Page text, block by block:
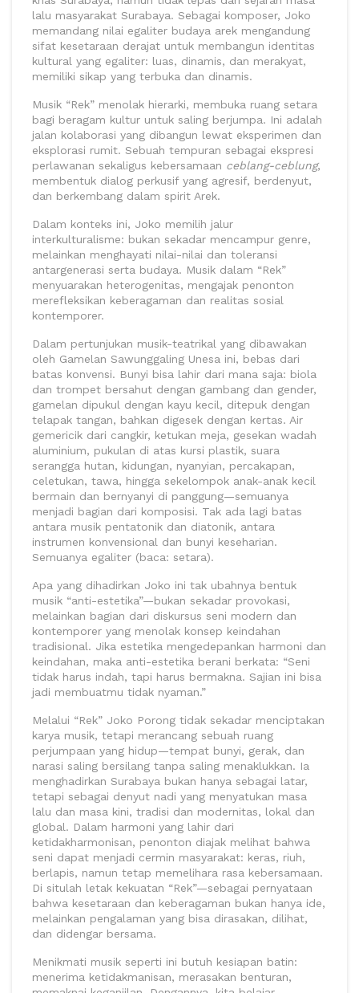
lalu masyarakat Surabaya. Sebagai komposer, Joko
memandang nilai egaliter budaya arek mengandung
sifat kesetaraan derajat untuk membangun identitas
kultural yang egaliter: luas, dinamis, dan merakyat,
memiliki sikap yang terbuka dan dinamis.
Musik “Rek” menolak hierarki, membuka ruang setara
bagi beragam kultur untuk saling berjumpa. Ini adalah
jalan kolaborasi yang dibangun lewat eksperimen dan
eksplorasi rumit. Sebuah tempuran sebagai ekspresi
perlawanan sekaligus kebersamaan ceblang-ceblung,
membentuk dialog perkusif yang agresif, berdenyut,
dan berkembang dalam spirit Arek.
Dalam konteks ini, Joko memilih jalur
interkulturalisme: bukan sekadar mencampur genre,
melainkan menghayati nilai-nilai dan toleransi
antargenerasi serta budaya. Musik dalam “Rek”
menyuarakan heterogenitas, mengajak penonton
merefleksikan keberagaman dan realitas sosial
kontemporer.
Dalam pertunjukan musik-teatrikal yang dibawakan
oleh Gamelan Sawunggaling Unesa ini, bebas dari
batas konvensi. Bunyi bisa lahir dari mana saja: biola
dan trompet bersahut dengan gambang dan gender,
gamelan dipukul dengan kayu kecil, ditepuk dengan
telapak tangan, bahkan digesek dengan kertas. Air
gemericik dari cangkir, ketukan meja, gesekan wadah
aluminium, pukulan di atas kursi plastik, suara
serangga hutan, kidungan, nyanyian, percakapan,
celetukan, tawa, hingga sekelompok anak-anak kecil
bermain dan bernyanyi di panggung—semuanya
menjadi bagian dari komposisi. Tak ada lagi batas
antara musik pentatonik dan diatonik, antara
instrumen konvensional dan bunyi keseharian.
Semuanya egaliter (baca: setara).
Apa yang dihadirkan Joko ini tak ubahnya bentuk
musik “anti-estetika”—bukan sekadar provokasi,
melainkan bagian dari diskursus seni modern dan
kontemporer yang menolak konsep keindahan
tradisional. Jika estetika mengedepankan harmoni dan
keindahan, maka anti-estetika berani berkata: “Seni
tidak harus indah, tapi harus bermakna. Sajian ini bisa
jadi membuatmu tidak nyaman.”
Melalui “Rek” Joko Porong tidak sekadar menciptakan
karya musik, tetapi merancang sebuah ruang
perjumpaan yang hidup—tempat bunyi, gerak, dan
narasi saling bersilang tanpa saling menaklukkan. Ia
menghadirkan Surabaya bukan hanya sebagai latar,
tetapi sebagai denyut nadi yang menyatukan masa
lalu dan masa kini, tradisi dan modernitas, lokal dan
global. Dalam harmoni yang lahir dari
ketidakharmonisan, penonton diajak melihat bahwa
seni dapat menjadi cermin masyarakat: keras, riuh,
berlapis, namun tetap memelihara rasa kebersamaan.
Di situlah letak kekuatan “Rek”—sebagai pernyataan
bahwa kesetaraan dan keberagaman bukan hanya ide,
melainkan pengalaman yang bisa dirasakan, dilihat,
dan didengar bersama.
Menikmati musik seperti ini butuh kesiapan batin:
menerima ketidakmanisan, merasakan benturan,